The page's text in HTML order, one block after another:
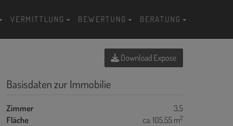
VERMITTLUNG BEWERTUNG BERATUNG
Download Expose
Basisdaten zur Immobilie
Zimmer
3,5
Fläche
ca. 105,55 m2